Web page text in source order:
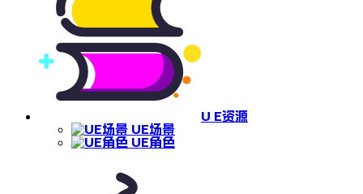
U E资源
UE场景
UE角色